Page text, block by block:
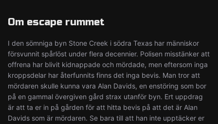
Om escape rummet
I den sömniga byn Stone Creek i södra Texas har människor
försvunnit spårlöst under flera decennier. Polisen misstänker att
offrena har blivit kidnappade och mördade, men eftersom inga
kroppsdelar har återfunnits finns det inga bevis. Man tror att
mördaren skulle kunna vara Alan Davids, en enstöring som bor
på en gammal övergiven gård strax utanför byn. Ert uppdrag
är att ta er in på gården för att hitta bevis på att det är Alan
Davids som är mördaren. Se bara till att han inte upptäcker er